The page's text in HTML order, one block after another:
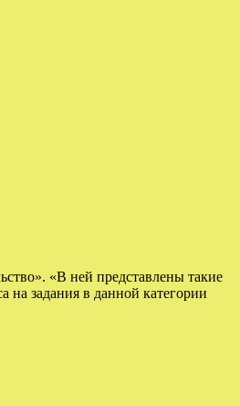
«В ней представлены такие
на задания в данной категории